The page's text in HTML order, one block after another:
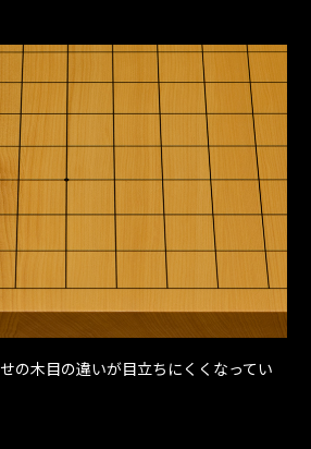
の木目の違いが目立ちにくくなってい